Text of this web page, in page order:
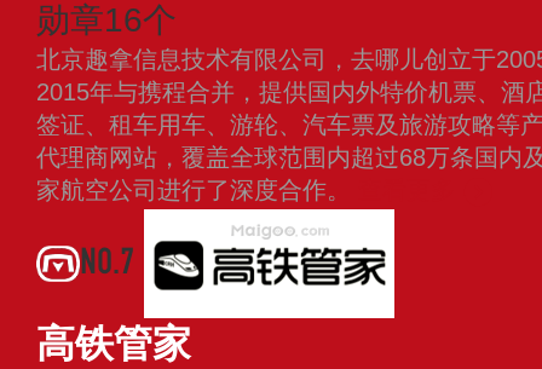
勋章16个
北京趣拿信息技术有限公司，去哪儿创立于
2015年与携程合并，提供国内外特价机票、酒
签证、租车用车、游轮、汽车票及旅游攻略等
代理商网站，覆盖全球范围内超过68万条国内
家航空公司进行了深度合作。
NO.7
高铁管家